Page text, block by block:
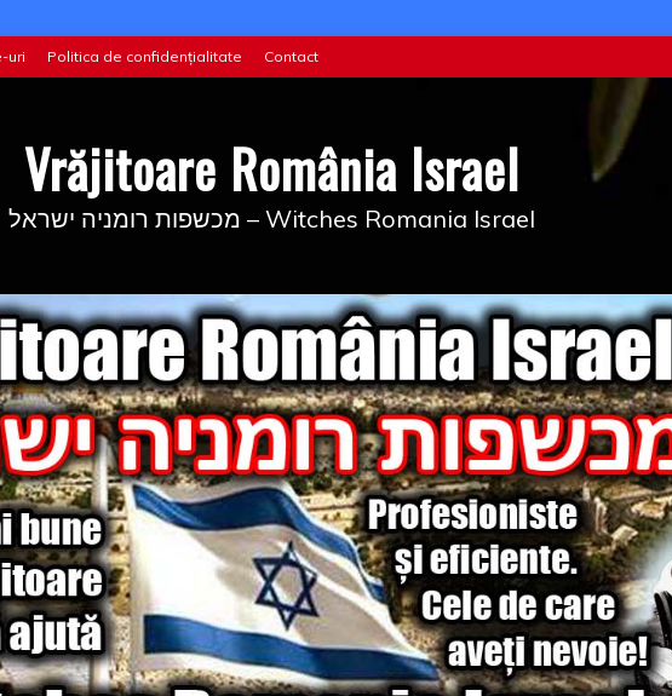
uri Politica de confidențialitate Contact
Vrăjitoare România Israel
מכשפות רומניה ישראל – Witches Romania Israel